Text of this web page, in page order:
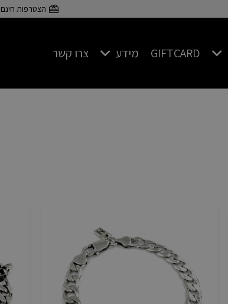
הצטרפות חינם
GIFTCARD מידע צרו קשר